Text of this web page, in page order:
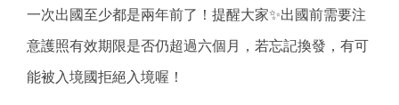
一次出國至少都是兩年前了！提醒大家✨出國前需要注
意護照有效期限是否仍超過六個月，若忘記換發，有可
能被入境國拒絕入境喔！